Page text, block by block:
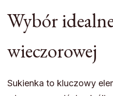
Wybór
wieczorowej
Sukienka to kluczowy